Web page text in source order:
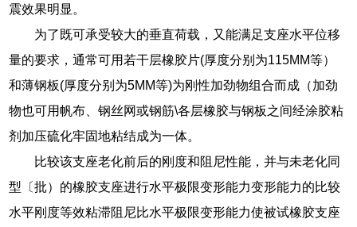
震效果明显。
为了既可承受较大的垂直荷载，又能满足支座水平位移
量的要求，通常可用若干层橡胶片(厚度分别为115MM等）
和薄钢板(厚度分别为5MM等)为刚性加劲物组合而成（加劲
物也可用帆布、钢丝网或钢筋\各层橡胶与钢板之间经涂胶粘
剂加压硫化牢固地粘结成为一体。
比较该支座老化前后的刚度和阻尼性能，并与未老化同
型〔批）的橡胶支座进行水平极限变形能力变形能力的比较
水平刚度等效粘滞阻尼比水平极限变形能力使被试橡胶支座